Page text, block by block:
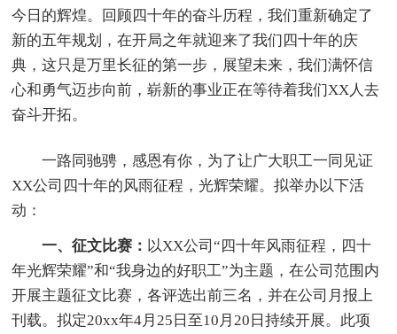
今日的辉煌。回顾四十年的奋斗历程，我们重新确定了
新的五年规划，在开局之年就迎来了我们四十年的庆
典，这只是万里长征的第一步，展望未来，我们满怀信
心和勇气迈步向前，崭新的事业正在等待着我们XX人去
奋斗开拓。
一路同驰骋，感恩有你，为了让广大职工一同见证
XX公司四十年的风雨征程，光辉荣耀。拟举办以下活
动：
一、征文比赛： 以XX公司“四十年风雨征程，四十
年光辉荣耀”和“我身边的好职工”为主题，在公司范围内
开展主题征文比赛，各评选出前三名，并在公司月报上
刊载。拟定20xx年4月25日至10月20日持续开展。此项